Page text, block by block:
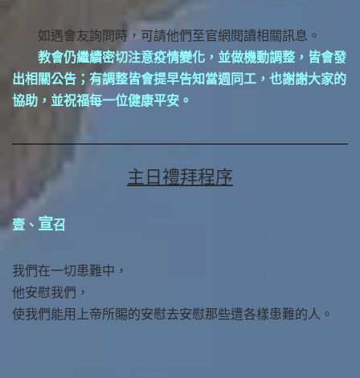
如遇會友詢問時，可請他們至官網閱讀相關訊息。
教會仍繼續密切注意疫情變化，並做機動調整，皆會發
出相關公告；有調整皆會提早告知當週同工，也謝謝大家的
協助，並祝福每一位健康平安。
主日禮拜程序
壹、 宣召
我們在一切患難中，
他安慰我們，
使我們能用上帝所賜的安慰去安慰那些遭各樣患難的人。